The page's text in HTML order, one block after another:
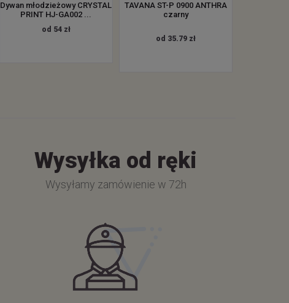
Dywan młodzieżowy CRYSTAL
PRINT HJ-GA002 ...
od 54 zł
TAVANA ST-P 0900 ANTHRA
czarny
od 35.79 zł
Wysyłka od ręki
Wysyłamy zamówienie w 72h